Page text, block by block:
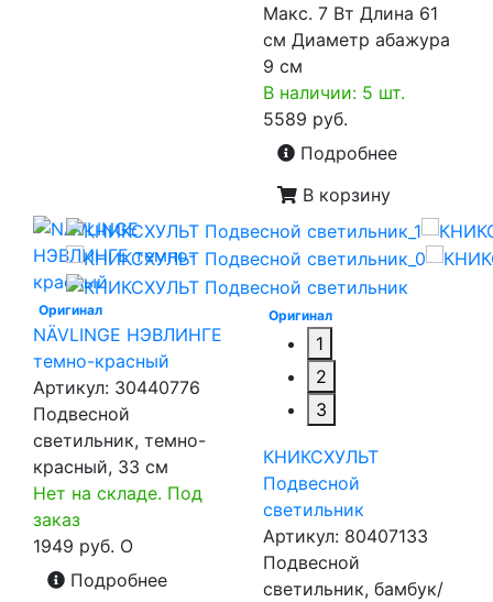
Макс. 7 Вт Длина 61
см Диаметр абажура
9 см
В наличии: 5 шт.
5589 руб.
Подробнее
В корзину
Оригинал
NÄVLINGE НЭВЛИНГЕ
темно-красный
Артикул: 30440776
Подвесной
светильник, темно-
красный, 33 см
Нет на складе. Под
заказ
1949 руб. O
Подробнее
Оригинал
1
2
3
КНИКСХУЛЬТ
Подвесной
светильник
Артикул: 80407133
Подвесной
светильник, бамбук/